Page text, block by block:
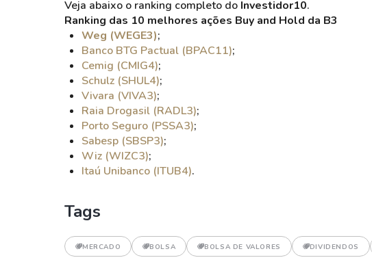
Veja abaixo o ranking completo do Investidor10.
Ranking das 10 melhores ações Buy and Hold da B3
Weg (WEGE3);
Banco BTG Pactual (BPAC11);
Cemig (CMIG4);
Schulz (SHUL4);
Vivara (VIVA3);
Raia Drogasil (RADL3);
Porto Seguro (PSSA3);
Sabesp (SBSP3);
Wiz (WIZC3);
Itaú Unibanco (ITUB4).
Tags
MERCADO BOLSA BOLSA DE VALORES DIVIDENDOS